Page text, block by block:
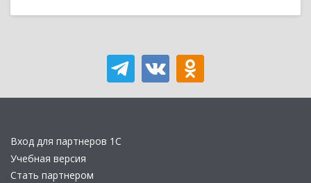
Вход для партнеров 1С
Учебная версия
Стать партнером